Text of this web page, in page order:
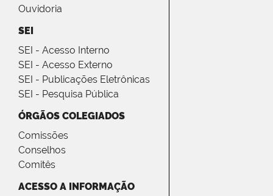
Ouvidoria
SEI
SEI - Acesso Interno
SEI - Acesso Externo
SEI - Publicações Eletrônicas
SEI - Pesquisa Pública
ÓRGÃOS COLEGIADOS
Comissões
Conselhos
Comitês
ACESSO A INFORMAÇÃO